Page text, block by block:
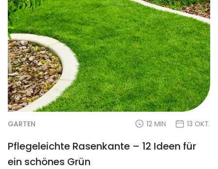
GARTEN 12 MIN 13 OKT.
Pflegeleichte Rasenkante – 12 Ideen für
ein schönes Grün